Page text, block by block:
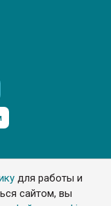
для работы и
сайтом, вы
защищены
с обязательной